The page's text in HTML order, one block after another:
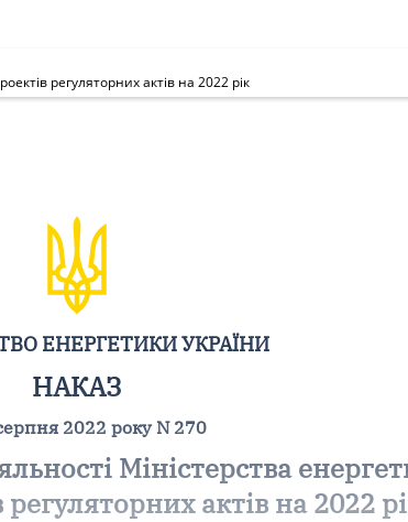
регуляторних актів на 2022 рік
ЕНЕРГЕТИКИ УКРАЇНИ
НАКАЗ
2022 року N 270
Міністерства
актів на 2022